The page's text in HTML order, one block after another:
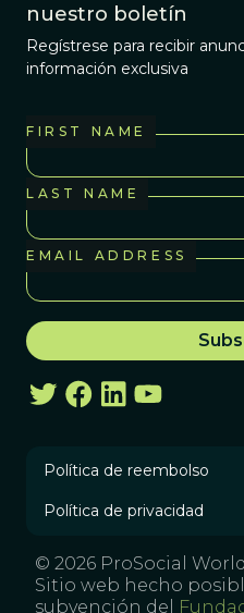
nuestro boletín
Regístrese para recibir
información exclusiva
FIRST NAME
LAST NAME
EMAIL ADDRESS
Política de reembolso
Política de privacidad
© 2026 ProSocial World
Sitio web hecho
subvención del